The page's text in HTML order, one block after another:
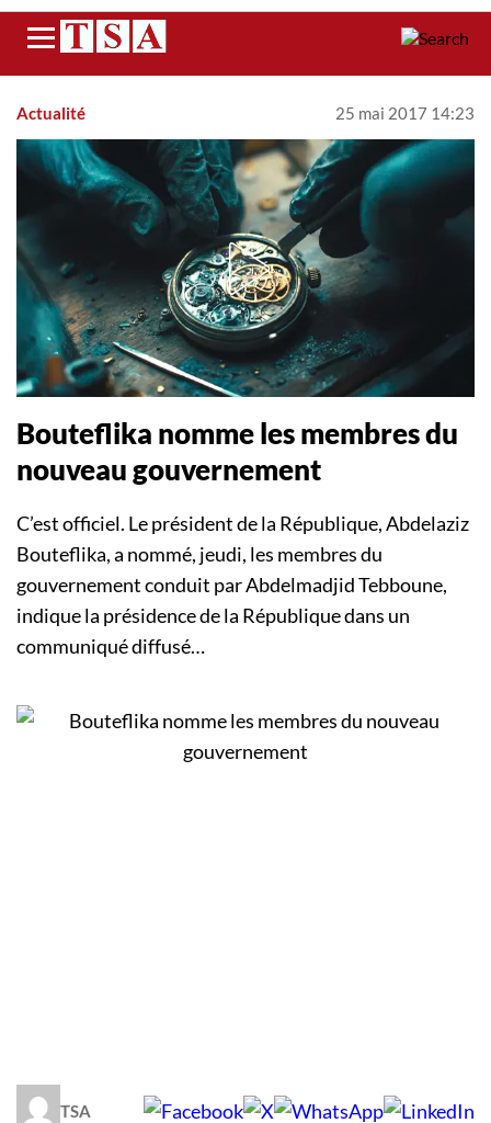
Menu
Actualité 25 mai 2017 14:23
Bouteflika nomme les membres du
nouveau gouvernement
C’est officiel. Le président de la République, Abdelaziz
Bouteflika, a nommé, jeudi, les membres du
gouvernement conduit par Abdelmadjid Tebboune,
indique la présidence de la République dans un
communiqué diffusé…
TSA